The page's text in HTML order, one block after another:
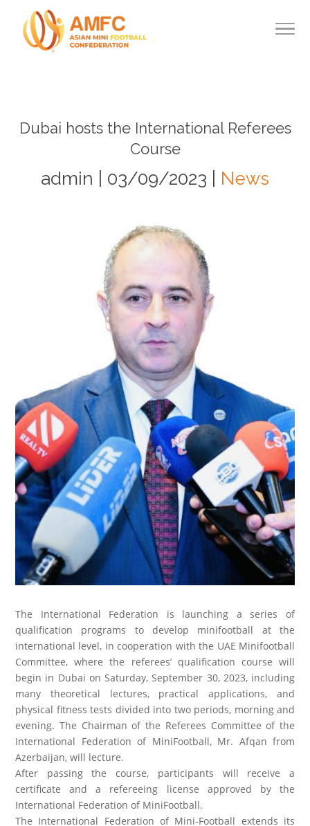
Dubai hosts the International Referees
Course
admin | 03/09/2023 | News
The International Federation is launching a series of
qualification programs to develop minifootball at the
international level, in cooperation with the UAE Minifootball
Committee, where the referees’ qualification course will
begin in Dubai on Saturday, September 30, 2023, including
many theoretical lectures, practical applications, and
physical fitness tests divided into two periods, morning and
evening. The Chairman of the Referees Committee of the
International Federation of MiniFootball, Mr. Afqan from
Azerbaijan, will lecture.
After passing the course, participants will receive a
certificate and a refereeing license approved by the
International Federation of MiniFootball.
The International Federation of Mini-Football extends its